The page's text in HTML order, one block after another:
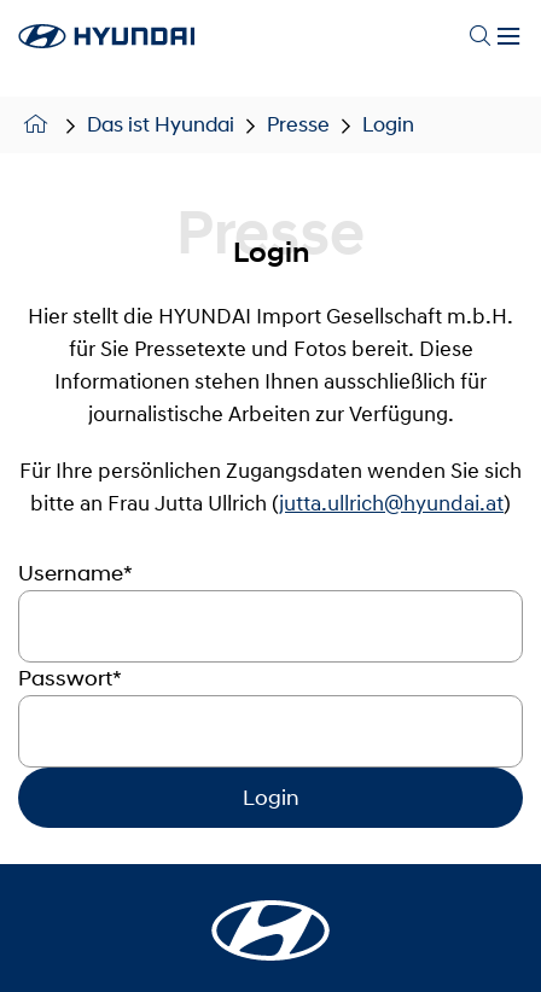
Das ist Hyundai Presse Login
Presse
Login
Hier stellt die HYUNDAI Import Gesellschaft m.b.H.
für Sie Pressetexte und Fotos bereit. Diese
Informationen stehen Ihnen ausschließlich für
journalistische Arbeiten zur Verfügung.
Für Ihre persönlichen Zugangsdaten wenden Sie sich
bitte an Frau Jutta Ullrich (jutta.ullrich@hyundai.at)
Username*
Passwort*
Login